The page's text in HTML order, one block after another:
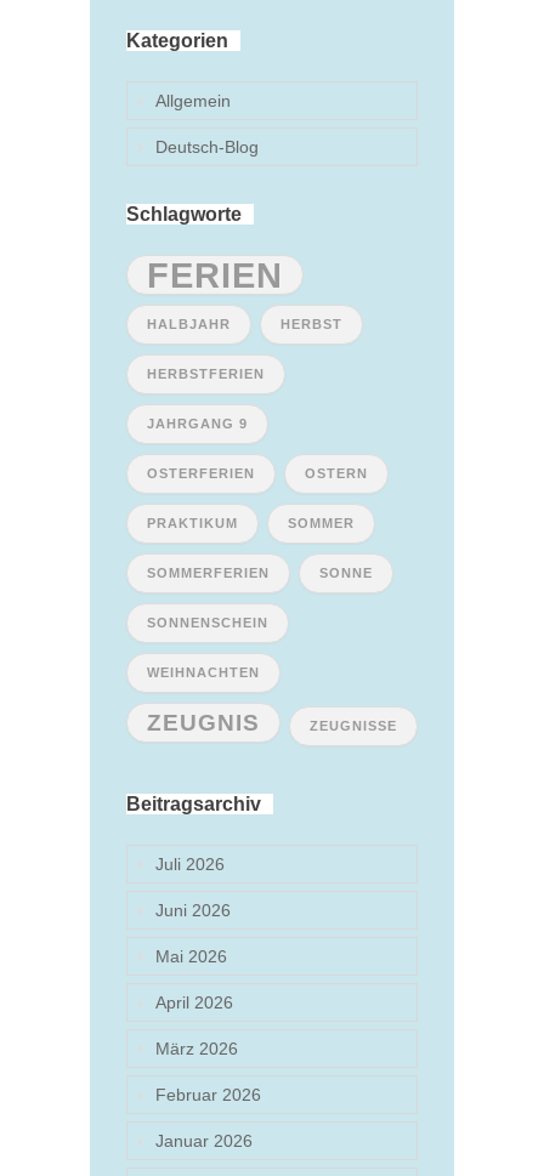
Kategorien
Allgemein
Deutsch-Blog
Schlagworte
FERIEN
HALBJAHR HERBST
HERBSTFERIEN
JAHRGANG 9
OSTERFERIEN OSTERN
PRAKTIKUM SOMMER
SOMMERFERIEN SONNE
SONNENSCHEIN
WEIHNACHTEN
ZEUGNIS ZEUGNISSE
Beitragsarchiv
Juli 2026
Juni 2026
Mai 2026
April 2026
März 2026
Februar 2026
Januar 2026